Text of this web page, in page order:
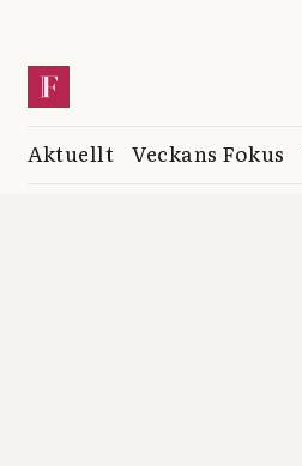
Aktuellt Veckans Fokus